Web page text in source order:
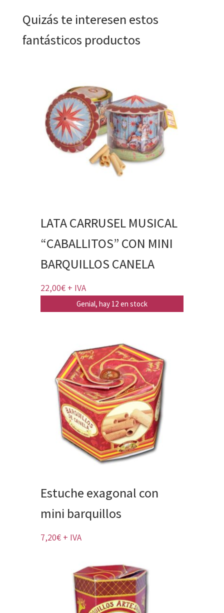
Quizás te interesen estos
fantásticos productos
LATA CARRUSEL MUSICAL
“CABALLITOS” CON MINI
BARQUILLOS CANELA
22,00€ + IVA
Genial, hay 12 en stock
Estuche exagonal con
mini barquillos
7,20€ + IVA